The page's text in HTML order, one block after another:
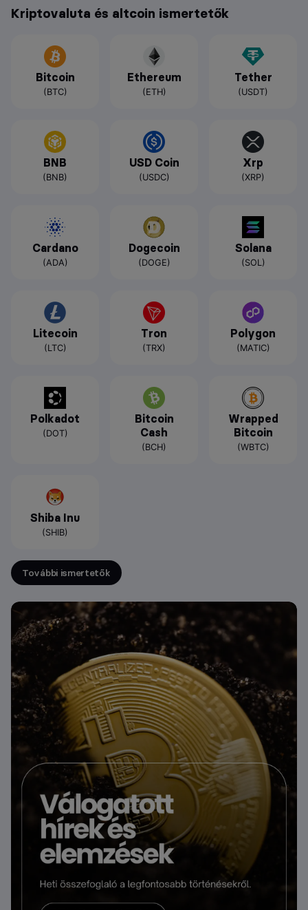
Kriptovaluta és altcoin ismertetők
Bitcoin
(BTC)
Ethereum
(ETH)
Tether
(USDT)
BNB
(BNB)
USD Coin
(USDC)
Xrp
(XRP)
Cardano
(ADA)
Dogecoin
(DOGE)
Solana
(SOL)
Litecoin
(LTC)
Tron
(TRX)
Polygon
(MATIC)
Polkadot
(DOT)
Bitcoin
Cash
(BCH)
Wrapped
Bitcoin
(WBTC)
Shiba Inu
(SHIB)
További ismertetők